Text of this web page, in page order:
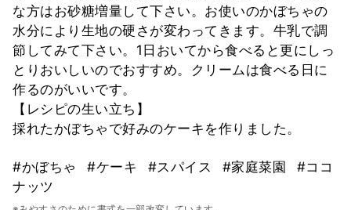
な方はお砂糖増量して下さい。お使いのかぼちゃの
水分により生地の硬さが変わってきます。牛乳で調
節してみて下さい。1日おいてから食べると更にしっ
とりおいしいのでおすすめ。クリームは食べる日に
作るのがいいです。
【レシピの生い立ち】
採れたかぼちゃで好みのケーキを作りました。
#かぼちゃ #ケーキ #スパイス #家庭菜園
#ココ
ナッツ